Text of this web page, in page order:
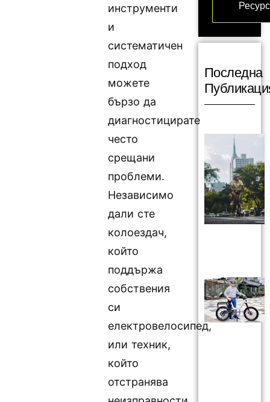
инструменти
и
систематичен
подход
можете
бързо да
диагностицирате
често
срещани
проблеми.
Независимо
дали сте
колоездач,
който
поддържа
собствения
си
електровелосипед,
или техник,
който
отстранява
Последна